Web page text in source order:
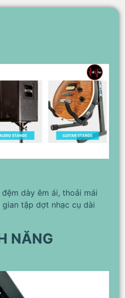
dày êm ái, thoải mái
tập dợt nhạc cụ dài
NĂNG